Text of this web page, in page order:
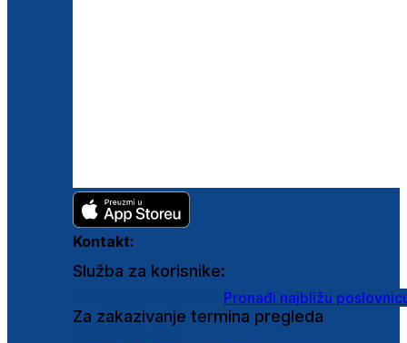
Kontakt:
Služba za korisnike:
Pronađi najbližu
Za zakazivanje termina pregleda